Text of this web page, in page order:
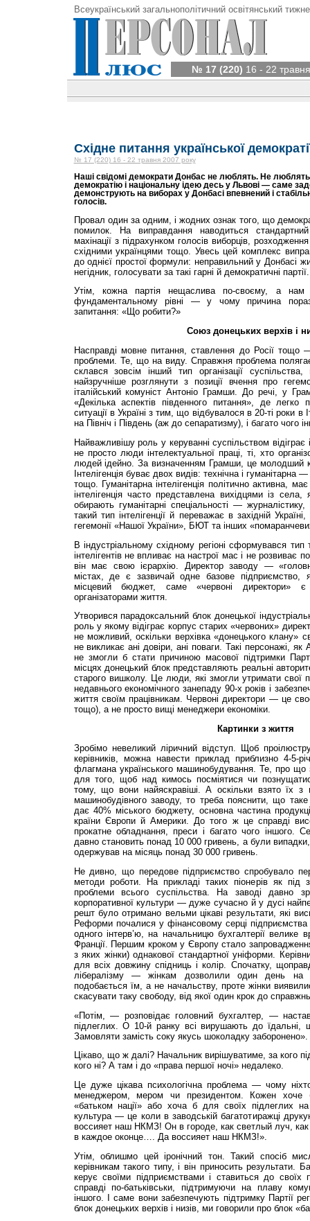
Всеукраїнський загальнополітичний освітянський
№ 17 (220) 16 - 22
Східне питання української
№ 17 (220) 16 - 22 травня 2007 року
Наші свідомі демократи Донбас не люблять. Не люблять
демократію і національну ідею десь у Львові — саме
демонструють на виборах у Донбасі впевнений і
голосів.
Провал один за одним, і жодних ознак того, що
помилок. На виправдання наводиться
махінації з підрахунком голосів виборців,
східними українцями тощо. Увесь цей комплекс
до однієї простої формули: неправильний у Донбасі
негідник, голосувати за такі гарні й демократичні партії.
Утім, кожна партія нещаслива по-своєму, а нам
фундаментальному рівні — у чому причина
запитання: «Що робити?»
Союз донецьких верхів і
Насправді мовне питання, ставлення до Росії тощо
проблеми. Те, що на виду. Справжня проблема
склав­ся зовсім інший тип організації
найзручніше розглянути з позиції вчення про
італійський комуніст Антоніо Грамши. До речі, у
«Декілька аспектів південного питання», де легко
ситуації в Україні з тим, що відбувалося в 20-ті роки в
на Північ і Південь (аж до сепаратизму), і багато чого
Найважливішу роль у керуванні суспільством відіграє
не просто люди інтелектуальної праці, ті, хто
людей ідейно. За визначенням Грамши, це молодший
Інтелігенція буває двох видів: технічна і
тощо. Гуманітарна інтелігенція політично активна,
інтелігенція часто представлена вихідцями із
обирають гуманітарні спеціальності —
такий тип інтелігенції й переважає в західній
гегемонії «Нашої України», БЮТ та інших
В індустріальному східному регіоні сформувався тип
інтелігентів не впливає на настрої мас і не розвиває
він має свою ієрархію. Директор заводу —
містах, де є зазвичай одне базове підприємство,
місцевий бюджет, саме «червоні директори»
організаторами життя.
Утворився парадоксальний блок донецької
роль у якому відіграє корпус старих «червоних»
не можливий, оскільки верхівка «донецького клану»
не викликає ані довіри, ані поваги. Такі персонажі,
не змогли б стати причиною масової підтримки
місцях донецький блок представляють реальні
старого вишколу. Це люди, які змогли утримати свої
недавнього економічного занепаду 90-х років і
життя своїм працівникам. Червоні директори — це
тощо), а не просто вищі менеджери економіки.
Картинки з життя
Зробімо невеликий ліричний відступ. Щоб
керівників, можна навести приклад приблизно 4-5-
флагмана українського машинобудування. Те, про що
для того, щоб над кимось посміятися чи
тому, що вони найяскравіші. А оскільки взято їх з
машинобудівного заводу, то треба пояснити, що
дає 40% міського бюджету, основна частина
країни Європи й Америки. До того ж це справді
прокатне обладнання, преси і багато чого іншого.
давно становить понад 10 000 гривень, а були випадки,
одержував на місяць понад 30 000 гривень.
Не дивно, що передове підприємство спробувало
методи роботи. На прикладі таких піонерів як під
проблеми всього суспільства. На заводі давно
корпоративної культури — дуже сучасно й у дусі
решт було отримано вельми цікаві результати, які
Реформи почалися у фінансовому сер­ці
одного інтерв’ю, на начальницю бухгалтерії велике
Франції. Першим кроком у Європу стало запровадження
з яких жінки) однакової стандартної уніформи.
для всіх довжину спідниць і колір. Спочатку,
лібералізму — жінкам дозволили один день на
подобається їм, а не начальству, проте жінки
скасувати таку свободу, від якої один крок до
«Потім, — розповідає головний бухгалтер, —
підлеглих. О 10-й ранку всі вирушають до їдальні,
Замовляти замість соку якусь шоколадку заборонено».
Цікаво, що ж далі? Начальник вирішуватиме, за кого
кого ні? А там і до «права першої ночі» недалеко.
Це дуже цікава психологічна проблема — чому
менеджером, мером чи президентом. Кожен хоче
«батьком нації» або хоча б для своїх підлеглих
культура — це коли в заводській багатотиражці
воссияет наш НКМЗ! Он в городе, как светлый луч,
в каждое оконце…. Да воссияет наш НКМЗ!».
Утім, облишмо цей іронічний тон. Такий спосіб
керівникам такого типу, і він приносить результати.
керує своїми підприємствами і ставиться до своїх
справді по-батьківськи, підтримуючи на плаву
іншого. І саме вони забезпечують підтримку Партії
блок донець­ких верхів і низів, ми говорили про блок